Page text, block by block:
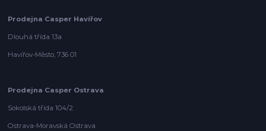
Prodejna Casper Havířov
Dlouhá třída 13a
Havířov-Město, 736 01
Prodejna Casper Ostrava
Sokolská třída 104/2
Ostrava-Moravská Ostrava